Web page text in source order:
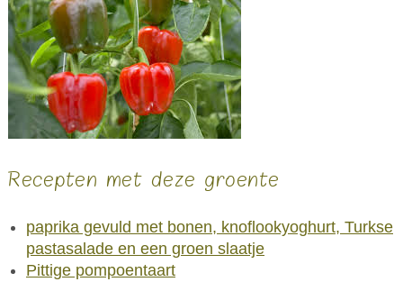
Recepten met deze groente
paprika gevuld met bonen, knoflookyoghurt, Turkse
pastasalade en een groen slaatje
Pittige pompoentaart